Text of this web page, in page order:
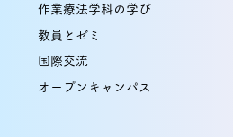
作業療法学科の学び
教員とゼミ
国際交流
オープンキャンパス